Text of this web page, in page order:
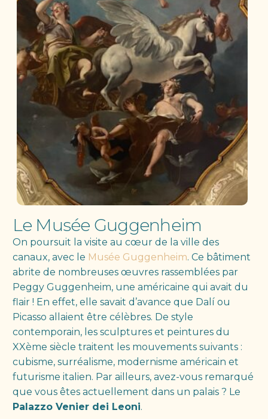
Le Musée Guggenheim
On poursuit la visite au cœur de la ville des
canaux, avec le Musée Guggenheim. Ce bâtiment
abrite de nombreuses œuvres rassemblées par
Peggy Guggenheim, une américaine qui avait du
flair ! En effet, elle savait d’avance que Dalí ou
Picasso allaient être célèbres. De style
contemporain, les sculptures et peintures du
XXème siècle traitent les mouvements suivants :
cubisme, surréalisme, modernisme américain et
futurisme italien. Par ailleurs, avez-vous remarqué
que vous êtes actuellement dans un palais ? Le
Palazzo Venier dei Leoni.